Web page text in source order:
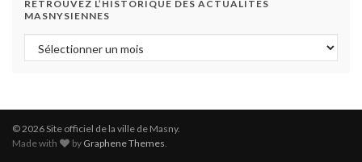
RETROUVEZ L’HISTORIQUE DES ACTUALITÉS
MASNYSIENNES
Retrouvez l’historique des actualités masnysiennes
© 2026 Site officiel de la ville de Masny.
Made with
by Graphene Themes.